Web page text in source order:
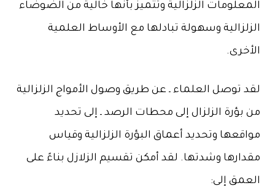
المعلومات الزلزالية وتتميز بأنها خالية من الضوضاء
الزلزالية وسهولة تبادلها مع الأوساط العلمية
الأخرى.
لقد توصل العلماء ـ عن طريق وصول الأمواج الزلزالية
من بؤرة الزلزال إلى محطات الرصد ـ إلى تحديد
مواقعها وتحديد أعماق البؤرة الزلزالية وقياس
مقدارها وشدتها. لقد أمكن تقسيم الزلازل بناءً على
العمق إلى: